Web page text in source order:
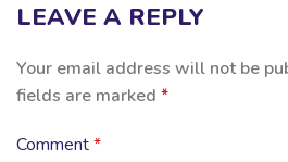
LEAVE A REPLY
Your email address will not be
fields are marked *
Comment*